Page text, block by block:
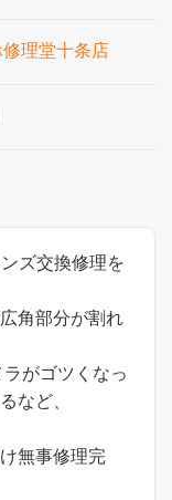
理堂十条店
ズ交換修理を
角部分が割れ
がゴツくなっ
など、
無事修理完